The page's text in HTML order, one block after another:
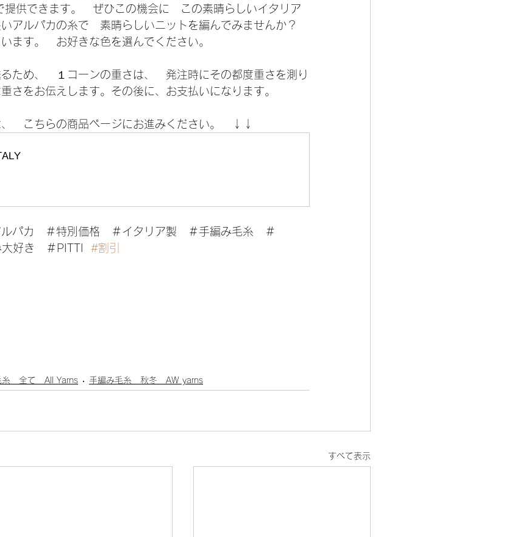
供できます。　ぜひこの機会に　この素晴らしいイタリア
アルパカの糸で　素晴らしいニットを編んでみませんか？
ます。　お好きな色を選んでください。
ため、　１コーンの重さは、　発注時にその都度重さを測り
さをお伝えします。その後に、お支払いになります。
　こちらの商品ページにお進みください。　↓↓
パカ　＃特別価格　＃イタリア製　＃手編み毛糸　＃
大好き　＃PITTI
#割引
糸 全て All Yarns 手編み毛糸 秋冬 AW yarns
すべて表示